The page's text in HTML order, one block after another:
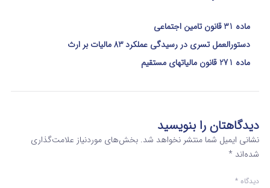
ماده 31 قانون تامین اجتماعی
دستورالعمل تسری در رسیدگی عملکرد 83 مالیات بر ارث
ماده 271 قانون مالیاتهای مستقیم
دیدگاهتان را بنویسید
نشانی ایمیل شما منتشر نخواهد شد. بخش‌های موردنیاز علامت‌گذاری
شده‌اند *
دیدگاه *